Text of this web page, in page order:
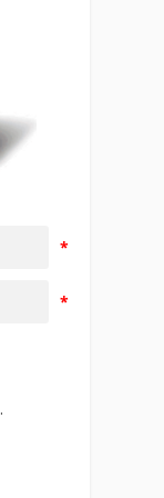
*
*
.